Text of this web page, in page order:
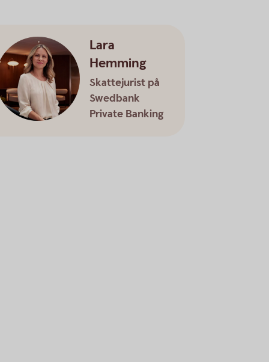
Lara
Hemming
Skattejurist på
Swedbank
Private Banking